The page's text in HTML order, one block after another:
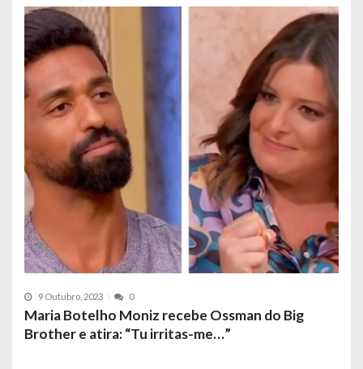
9 Outubro, 2023 0
Maria Botelho Moniz recebe Ossman do Big
Brother e atira: “Tu irritas-me…”